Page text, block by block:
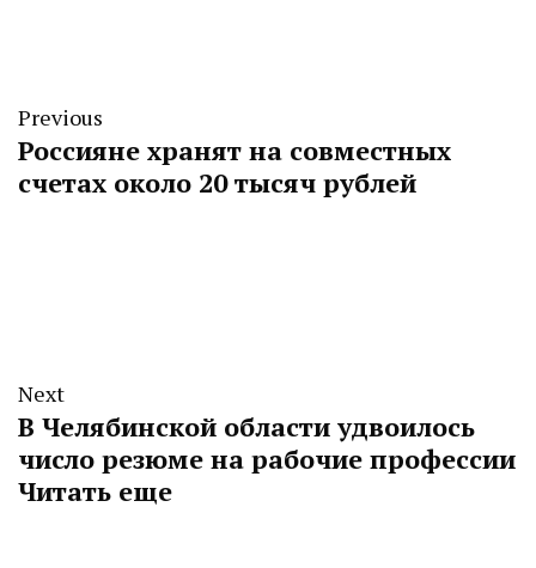
Previous
Россияне хранят на совместных
счетах около 20 тысяч рублей
Next
В Челябинской области удвоилось
число резюме на рабочие профессии
Читать еще